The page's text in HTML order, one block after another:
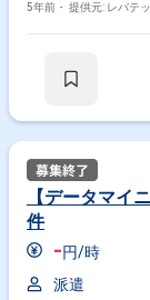
の フロントエン
5年前・ 提供元: レバテ
【データマイ
件
-円/時
派遣